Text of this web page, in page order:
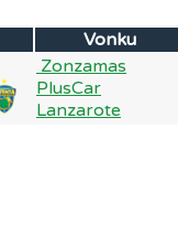
Vonku
Zonzamas
PlusCar
Lanzarote